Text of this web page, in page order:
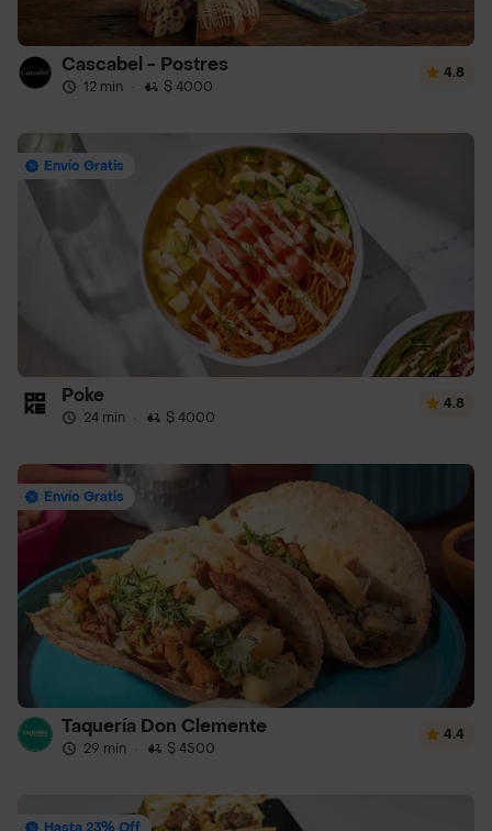
Cascabel - Postres
12 min · $ 4000
4.8
Envío Gratis
Poke
24 min · $ 4000
4.8
Envío Gratis
Taquería Don Clemente
29 min · $ 4500
4.4